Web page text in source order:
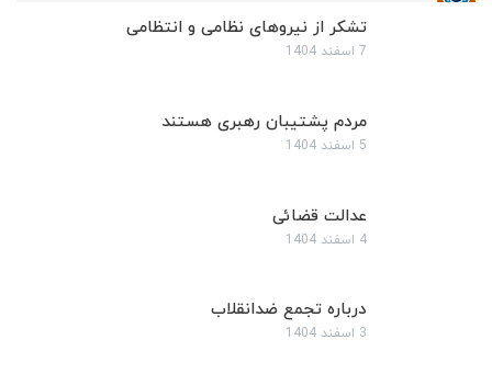
تشکر از نیروهای نظامی و انتظامی
7 اسفند 1404
مردم پشتیبان رهبری هستند
5 اسفند 1404
عدالت قضائی
4 اسفند 1404
درباره تجمع ضدانقلاب
3 اسفند 1404